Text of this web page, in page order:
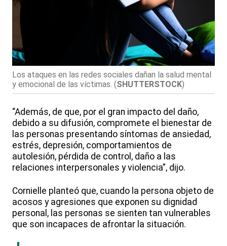
Los ataques en las redes sociales dañan la salud mental
y emocional de las víctimas. (SHUTTERSTOCK)
“Además, de que, por el gran impacto del daño,
debido a su difusión, compromete el bienestar de
las personas presentando síntomas de ansiedad,
estrés, depresión, comportamientos de
autolesión, pérdida de control, daño a las
relaciones interpersonales y violencia”, dijo.
Cornielle planteó que, cuando la persona objeto de
acosos y agresiones que exponen su dignidad
personal, las personas se sienten tan vulnerables
que son incapaces de afrontar la situación.